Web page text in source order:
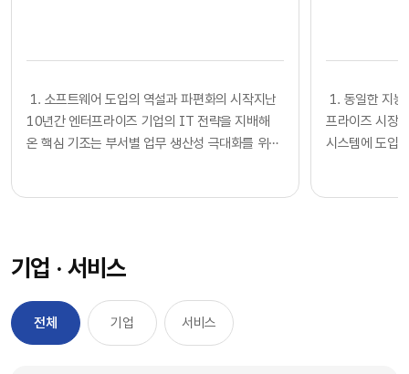
​​ 1. 소프트웨어 도입의 역설과 파편화의 시작지난
10년간 엔터프라이즈 기업의 IT 전략을 지배해
온 핵심 기조는 부서별 업무 생산성 극대화를 위한
업의 업무 처리 속도를 비약적으로 단축시켰고, 디
지털 전환을 달성하는 가장 확실한 방법론으로 자
리 잡았습니다.그러나 IT 인프라의 규모가 팽창하
면서 엔터프라이즈 환경에는 심각한 구조적 역설
1. 동일한 지
프라이즈 시장
시스템에 도입
기업 · 서비스
전체 기업 서비스